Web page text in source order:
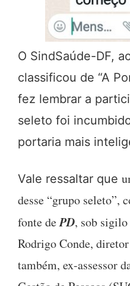
O SindSaúde-DF,
classificou de “A
fez lembrar a
seleto foi
portaria mais
Vale ressaltar que
desse “grupo seleto”,
fonte dePD, sob
Rodrigo Conde,
também, ex-assessor